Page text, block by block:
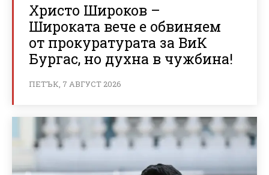
Христо Широков –
Широката вече е обвиняем
от прокуратурата за ВиК
Бургас, но духна в чужбина!
ПЕТЪК, 7 АВГУСТ 2026